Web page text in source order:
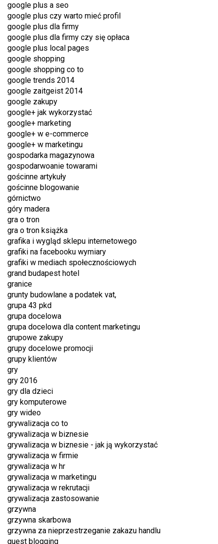
google plus a seo
google plus czy warto mieć profil
google plus dla firmy
google plus dla firmy czy się opłaca
google plus local pages
google shopping
google shopping co to
google trends 2014
google zaitgeist 2014
google zakupy
google+ jak wykorzystać
google+ marketing
google+ w e-commerce
google+ w marketingu
gospodarka magazynowa
gospodarwoanie towarami
gościnne artykuły
gościnne blogowanie
górnictwo
góry madera
gra o tron
gra o tron książka
grafika i wygląd sklepu internetowego
grafiki na facebooku wymiary
grafiki w mediach społecznościowych
grand budapest hotel
granice
grunty budowlane a podatek vat,
grupa 43 pkd
grupa docelowa
grupa docelowa dla content marketingu
grupowe zakupy
grupy docelowe promocji
grupy klientów
gry
gry 2016
gry dla dzieci
gry komputerowe
gry wideo
grywalizacja co to
grywalizacja w biznesie
grywalizacja w biznesie - jak ją wykorzystać
grywalizacja w firmie
grywalizacja w hr
grywalizacja w marketingu
grywalizacja w rekrutacji
grywalizacja zastosowanie
grzywna
grzywna skarbowa
grzywna za nieprzestrzeganie zakazu handlu
guest blogging